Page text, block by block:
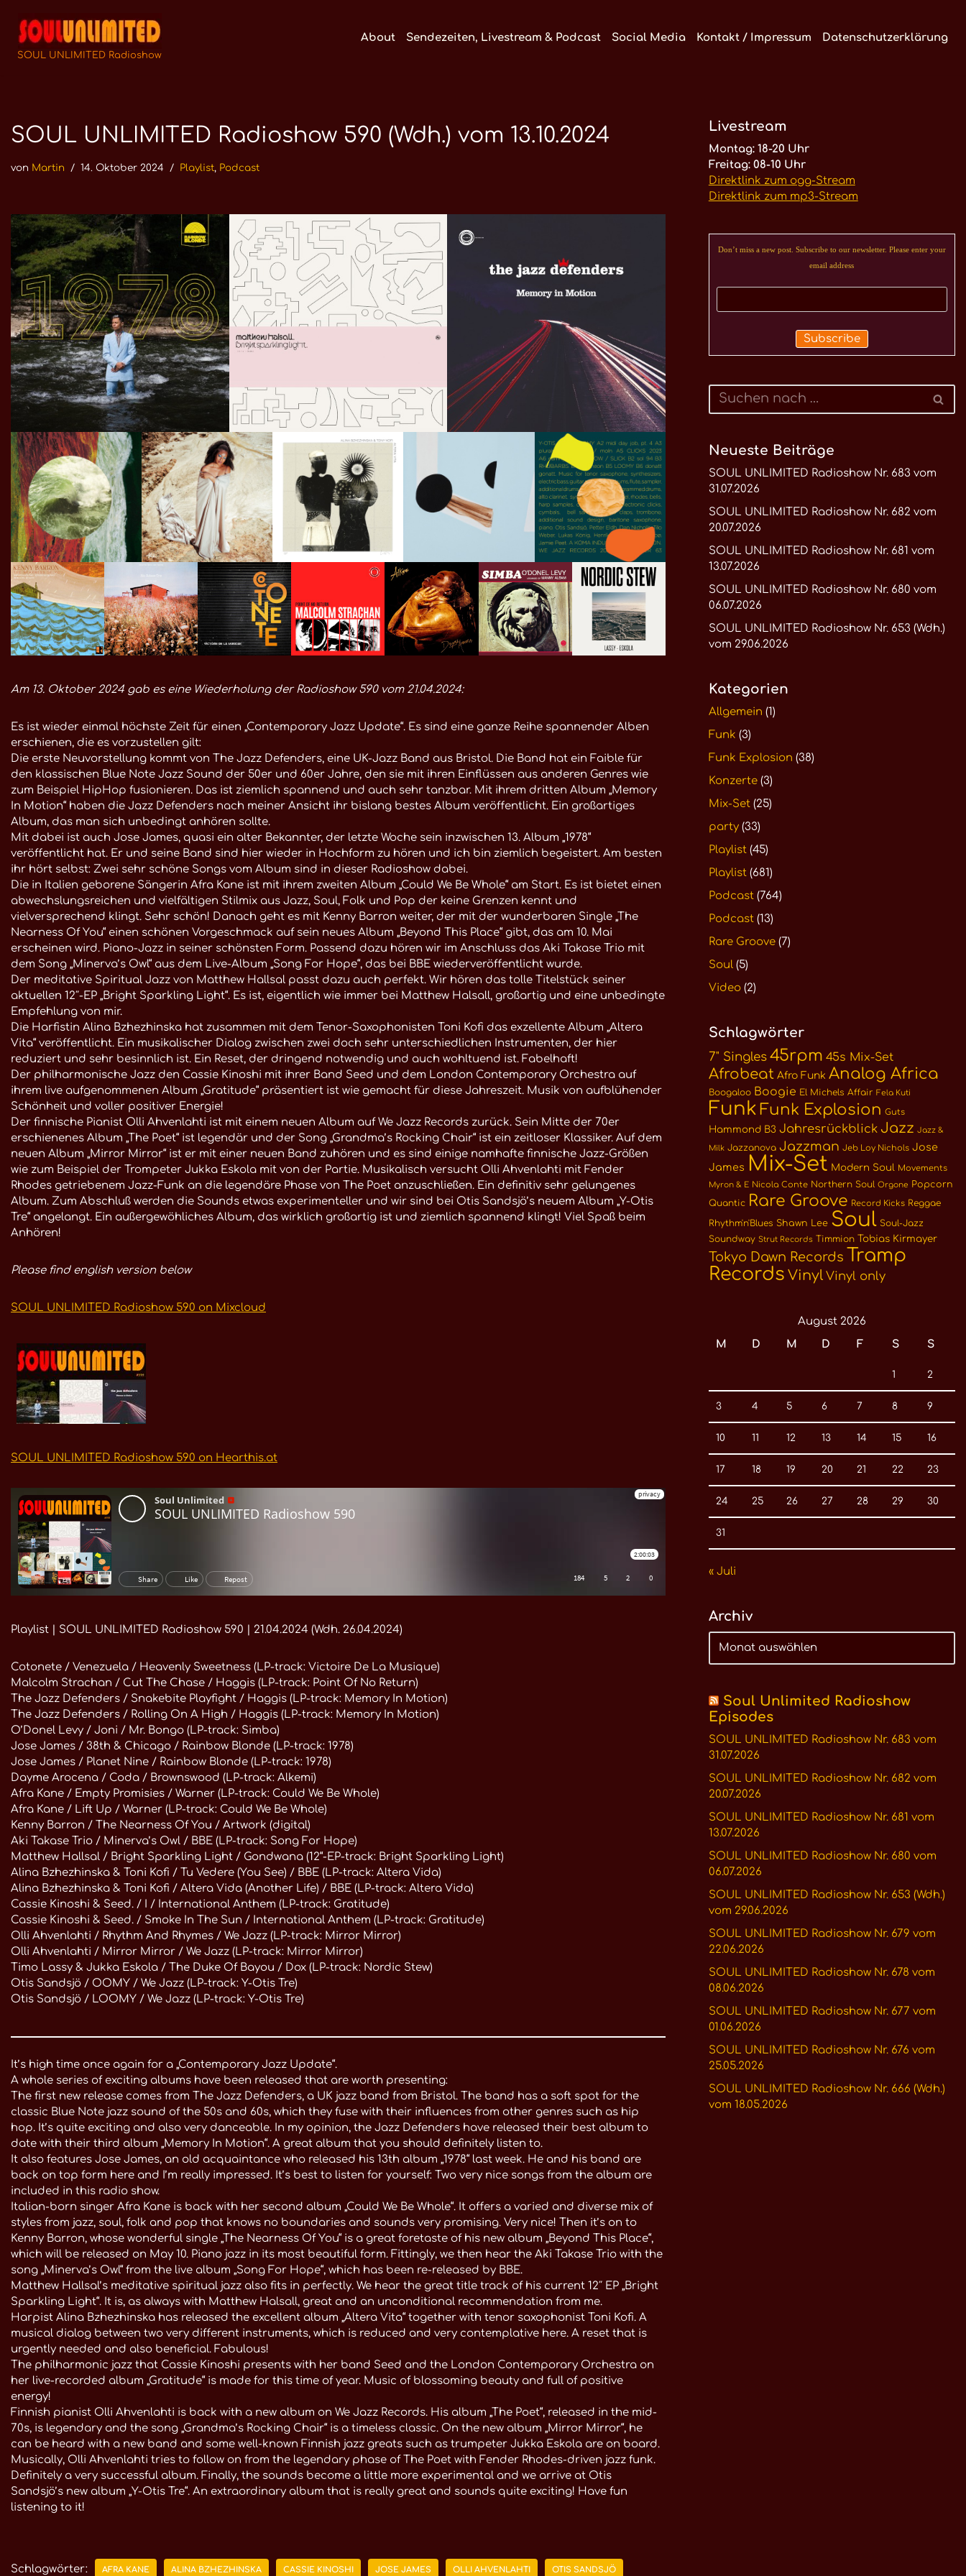
Zum
Inhalt
SOUL UNLIMITED Radioshow
About Sendezeiten, Livestream & Podcast Social Media Kontakt / Impressum Datenschutzerklärung
SOUL UNLIMITED Radioshow 590 (Wdh.) vom 13.10.2024
von Martin 14. Oktober 2024 Playlist, Podcast
Am 13. Oktober 2024 gab es eine Wiederholung der Radioshow 590 vom 21.04.2024:
Es ist wieder einmal höchste Zeit für einen „Contemporary Jazz Update“. Es sind eine ganze Reihe spannender Alben
erschienen, die es vorzustellen gilt:
Die erste Neuvorstellung kommt von The Jazz Defenders, eine UK-Jazz Band aus Bristol. Die Band hat ein Faible für
den klassischen Blue Note Jazz Sound der 50er und 60er Jahre, den sie mit ihren Einflüssen aus anderen Genres wie
zum Beispiel HipHop fusionieren. Das ist ziemlich spannend und auch sehr tanzbar. Mit ihrem dritten Album „Memory
In Motion“ haben die Jazz Defenders nach meiner Ansicht ihr bislang bestes Album veröffentlicht. Ein großartiges
Album, das man sich unbedingt anhören sollte.
Mit dabei ist auch Jose James, quasi ein alter Bekannter, der letzte Woche sein inzwischen 13. Album „1978“
veröffentlicht hat. Er und seine Band sind hier wieder in Hochform zu hören und ich bin ziemlich begeistert. Am besten
ihr hört selbst: Zwei sehr schöne Songs vom Album sind in dieser Radioshow dabei.
Die in Italien geborene Sängerin Afra Kane ist mit ihrem zweiten Album „Could We Be Whole“ am Start. Es ist bietet einen
abwechslungsreichen und vielfältigen Stilmix aus Jazz, Soul, Folk und Pop der keine Grenzen kennt und
vielversprechend klingt. Sehr schön! Danach geht es mit Kenny Barron weiter, der mit der wunderbaren Single „The
Nearness Of You“ einen schönen Vorgeschmack auf sein neues Album „Beyond This Place“ gibt, das am 10. Mai
erscheinen wird. Piano-Jazz in seiner schönsten Form. Passend dazu hören wir im Anschluss das Aki Takase Trio mit
dem Song „Minerva’s Owl“ aus dem Live-Album „Song For Hope“, das bei BBE wiederveröffentlicht wurde.
Der meditative Spiritual Jazz von Matthew Hallsal passt dazu auch perfekt. Wir hören das tolle Titelstück seiner
aktuellen 12″-EP „Bright Sparkling Light“. Es ist, eigentlich wie immer bei Matthew Halsall, großartig und eine unbedingte
Empfehlung von mir.
Die Harfistin Alina Bzhezhinska hat zusammen mit dem Tenor-Saxophonisten Toni Kofi das exzellente Album „Altera
Vita“ veröffentlicht. Ein musikalischer Dialog zwischen zwei doch sehr unterschiedlichen Instrumenten, der hier
reduziert und sehr besinnlich ist. Ein Reset, der dringend notwendig und auch wohltuend ist. Fabelhaft!
Der philharmonische Jazz den Cassie Kinoshi mit ihrer Band Seed und dem London Contemporary Orchestra auf
ihrem live aufgenommenen Album „Gratitude“ präsentiert ist wie gemacht für diese Jahreszeit. Musik von aufblühender
Schönheit und voller positiver Energie!
Der finnische Pianist Olli Ahvenlahti ist mit einem neuen Album auf We Jazz Records zurück. Sein Mitte der 70er
erschienenes Album „The Poet“ ist legendär und der Song „Grandma’s Rocking Chair“ ist ein zeitloser Klassiker. Auf dem
neuen Album „Mirror Mirror“ ist er mit einer neuen Band zuhören und es sind einige namhafte finnische Jazz-Größen
wie zum Beispiel der Trompeter Jukka Eskola mit von der Partie. Musikalisch versucht Olli Ahvenlahti mit Fender
Rhodes getriebenem Jazz-Funk an die legendäre Phase von The Poet anzuschließen. Ein definitiv sehr gelungenes
Album. Zum Abschluß werden die Sounds etwas experimenteller und wir sind bei Otis Sandsjö’s neuem Album „Y-Otis
Tre“ angelangt. Ein außergewöhliches Album, das wirklich großartig ist und ziemlich spannend klingt! Viel Spaß beim
Anhören!
Please find english version below
SOUL UNLIMITED Radioshow 590 on Mixcloud
SOUL UNLIMITED Radioshow 590 on Hearthis.at
Playlist | SOUL UNLIMITED Radioshow 590 | 21.04.2024 (Wdh. 26.04.2024)
Cotonete / Venezuela / Heavenly Sweetness (LP-track: Victoire De La Musique)
Malcolm Strachan / Cut The Chase / Haggis (LP-track: Point Of No Return)
The Jazz Defenders / Snakebite Playfight / Haggis (LP-track: Memory In Motion)
The Jazz Defenders / Rolling On A High / Haggis (LP-track: Memory In Motion)
O’Donel Levy / Joni / Mr. Bongo (LP-track: Simba)
Jose James / 38th & Chicago / Rainbow Blonde (LP-track: 1978)
Jose James / Planet Nine / Rainbow Blonde (LP-track: 1978)
Dayme Arocena / Coda / Brownswood (LP-track: Alkemi)
Afra Kane / Empty Promisies / Warner (LP-track: Could We Be Whole)
Afra Kane / Lift Up / Warner (LP-track: Could We Be Whole)
Kenny Barron / The Nearness Of You / Artwork (digital)
Aki Takase Trio / Minerva’s Owl / BBE (LP-track: Song For Hope)
Matthew Hallsal / Bright Sparkling Light / Gondwana (12“-EP-track: Bright Sparkling Light)
Alina Bzhezhinska & Toni Kofi / Tu Vedere (You See) / BBE (LP-track: Altera Vida)
Alina Bzhezhinska & Toni Kofi / Altera Vida (Another Life) / BBE (LP-track: Altera Vida)
Cassie Kinoshi & Seed. / I / International Anthem (LP-track: Gratitude)
Cassie Kinoshi & Seed. / Smoke In The Sun / International Anthem (LP-track: Gratitude)
Olli Ahvenlahti / Rhythm And Rhymes / We Jazz (LP-track: Mirror Mirror)
Olli Ahvenlahti / Mirror Mirror / We Jazz (LP-track: Mirror Mirror)
Timo Lassy & Jukka Eskola / The Duke Of Bayou / Dox (LP-track: Nordic Stew)
Otis Sandsjö / OOMY / We Jazz (LP-track: Y-Otis Tre)
Otis Sandsjö / LOOMY / We Jazz (LP-track: Y-Otis Tre)
It’s high time once again for a „Contemporary Jazz Update“.
A whole series of exciting albums have been released that are worth presenting:
The first new release comes from The Jazz Defenders, a UK jazz band from Bristol. The band has a soft spot for the
classic Blue Note jazz sound of the 50s and 60s, which they fuse with their influences from other genres such as hip
hop. It’s quite exciting and also very danceable. In my opinion, the Jazz Defenders have released their best album to
date with their third album „Memory In Motion“. A great album that you should definitely listen to.
It also features Jose James, an old acquaintance who released his 13th album „1978“ last week. He and his band are
back on top form here and I’m really impressed. It’s best to listen for yourself: Two very nice songs from the album are
included in this radio show.
Italian-born singer Afra Kane is back with her second album „Could We Be Whole“. It offers a varied and diverse mix of
styles from jazz, soul, folk and pop that knows no boundaries and sounds very promising. Very nice! Then it’s on to
Kenny Barron, whose wonderful single „The Nearness Of You“ is a great foretaste of his new album „Beyond This Place“,
which will be released on May 10. Piano jazz in its most beautiful form. Fittingly, we then hear the Aki Takase Trio with the
song „Minerva’s Owl“ from the live album „Song For Hope“, which has been re-released by BBE.
Matthew Hallsal’s meditative spiritual jazz also fits in perfectly. We hear the great title track of his current 12″ EP „Bright
Sparkling Light“. It is, as always with Matthew Halsall, great and an unconditional recommendation from me.
Harpist Alina Bzhezhinska has released the excellent album „Altera Vita“ together with tenor saxophonist Toni Kofi. A
musical dialog between two very different instruments, which is reduced and very contemplative here. A reset that is
urgently needed and also beneficial. Fabulous!
The philharmonic jazz that Cassie Kinoshi presents with her band Seed and the London Contemporary Orchestra on
her live-recorded album „Gratitude“ is made for this time of year. Music of blossoming beauty and full of positive
energy!
Finnish pianist Olli Ahvenlahti is back with a new album on We Jazz Records. His album „The Poet“, released in the mid-
70s, is legendary and the song „Grandma’s Rocking Chair“ is a timeless classic. On the new album „Mirror Mirror“, he
can be heard with a new band and some well-known Finnish jazz greats such as trumpeter Jukka Eskola are on board.
Musically, Olli Ahvenlahti tries to follow on from the legendary phase of The Poet with Fender Rhodes-driven jazz funk.
Definitely a very successful album. Finally, the sounds become a little more experimental and we arrive at Otis
Sandsjö’s new album „Y-Otis Tre“. An extraordinary album that is really great and sounds quite exciting! Have fun
listening to it!
Schlagwörter: AFRA KANE ALINA BZHEZHINSKA CASSIE KINOSHI JOSE JAMES OLLI AHVENLAHTI OTIS SANDSJÖ
Livestream
Montag: 18-20 Uhr
Freitag: 08-10 Uhr
Direktlink zum ogg-Stream
Direktlink zum mp3-Stream
Don’t miss a new post. Subscribe to our newsletter. Please enter your
email address
Neueste Beiträge
SOUL UNLIMITED Radioshow Nr. 683 vom
31.07.2026
SOUL UNLIMITED Radioshow Nr. 682 vom
20.07.2026
SOUL UNLIMITED Radioshow Nr. 681 vom
13.07.2026
SOUL UNLIMITED Radioshow Nr. 680 vom
06.07.2026
SOUL UNLIMITED Radioshow Nr. 653 (Wdh.)
vom 29.06.2026
Kategorien
Allgemein (1)
Funk (3)
Funk Explosion (38)
Konzerte(3)
Mix-Set(25)
party(33)
Playlist(45)
Playlist(681)
Podcast(764)
Podcast(13)
Rare Groove(7)
Soul(5)
Video(2)
Schlagwörter
7" Singles 45rpm 45s Mix-Set
Afrobeat Afro Funk Analog Africa
Boogaloo Boogie El Michels Affair Fela Kuti
Funk Funk Explosion Guts
Hammond B3 Jahresrückblick Jazz Jazz &
Milk Jazzanova Jazzman Jeb Loy Nichols Jose
James Mix-Set Modern Soul Movements
Myron & E Nicola Conte Northern Soul Orgone
Popcorn
Quantic Rare Groove Record Kicks Reggae
Rhythm'n'Blues Shawn Lee Soul Soul-Jazz
Soundway Strut Records Timmion Tobias Kirmayer
Tokyo Dawn Records Tramp
Records Vinyl Vinyl only
August 2026
M
D M D F S S
1 2
3 4 5 6 7 8 9
10 11 12 13 14 15 16
17 18 19 20 21 22 23
24 25 26 27 28 29 30
31
« Juli
Archiv
Soul Unlimited Radioshow
Episodes
SOUL UNLIMITED Radioshow Nr. 683 vom
31.07.2026
SOUL UNLIMITED Radioshow Nr. 682 vom
20.07.2026
SOUL UNLIMITED Radioshow Nr. 681 vom
13.07.2026
SOUL UNLIMITED Radioshow Nr. 680 vom
06.07.2026
SOUL UNLIMITED Radioshow Nr. 653 (Wdh.)
vom 29.06.2026
SOUL UNLIMITED Radioshow Nr. 679 vom
22.06.2026
SOUL UNLIMITED Radioshow Nr. 678 vom
08.06.2026
SOUL UNLIMITED Radioshow Nr. 677 vom
01.06.2026
SOUL UNLIMITED Radioshow Nr. 676 vom
25.05.2026
SOUL UNLIMITED Radioshow Nr. 666 (Wdh.)
vom 18.05.2026